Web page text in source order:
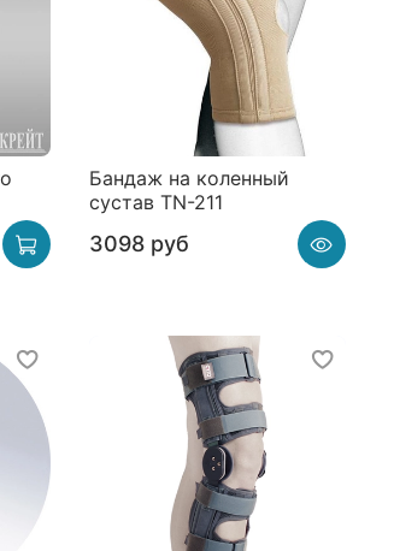
Бандаж на коленный
сустав TN-211
3098 руб